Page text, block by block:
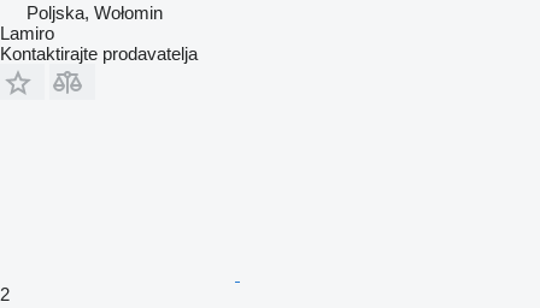
Poljska, Wołomin
Lamiro
Kontaktirajte prodavatelja
2